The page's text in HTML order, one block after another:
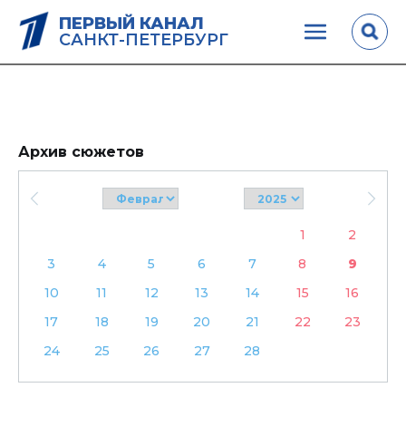
ПЕРВЫЙ КАНАЛ
САНКТ-ПЕТЕРБУРГ
Архив сюжетов
1
2
3
4 5 6 7 8
9
10
11 12 13 14 15
16
17
18 19 20 21 22
23
24
25 26 27 28